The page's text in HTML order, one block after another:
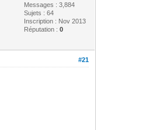
Messages : 3,884
Sujets : 64
Inscription : Nov 2013
Réputation :0
#21